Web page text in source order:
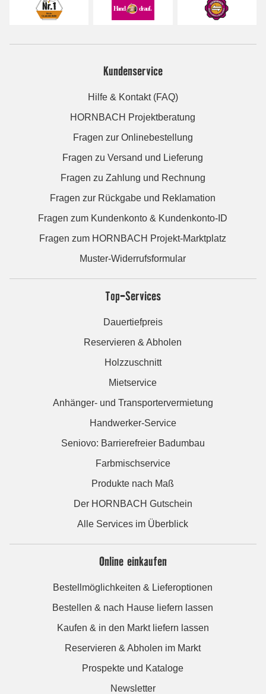
Kundenservice
Hilfe & Kontakt (FAQ)
HORNBACH Projektberatung
Fragen zur Onlinebestellung
Fragen zu Versand und Lieferung
Fragen zu Zahlung und Rechnung
Fragen zur Rückgabe und Reklamation
Fragen zum Kundenkonto & Kundenkonto-ID
Fragen zum HORNBACH Projekt-Marktplatz
Muster-Widerrufsformular
Top-Services
Dauertiefpreis
Reservieren & Abholen
Holzzuschnitt
Mietservice
Anhänger- und Transportervermietung
Handwerker-Service
Seniovo: Barrierefreier Badumbau
Farbmischservice
Produkte nach Maß
Der HORNBACH Gutschein
Alle Services im Überblick
Online einkaufen
Bestellmöglichkeiten & Lieferoptionen
Bestellen & nach Hause liefern lassen
Kaufen & in den Markt liefern lassen
Reservieren & Abholen im Markt
Prospekte und Kataloge
Newsletter